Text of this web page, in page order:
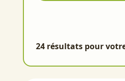
24 résultats pour